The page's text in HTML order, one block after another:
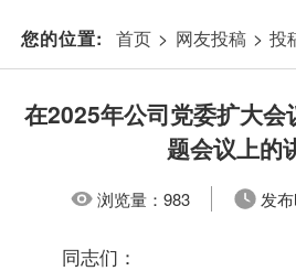
您的位置: 首页 > 网友投稿 > 投
在2025年公司党委扩大会
题会议上的
浏览量：983 发
同志们：